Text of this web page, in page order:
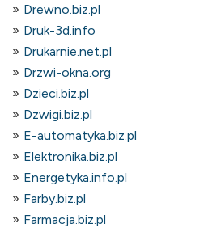
Drewno.biz.pl
Druk-3d.info
Drukarnie.net.pl
Drzwi-okna.org
Dzieci.biz.pl
Dzwigi.biz.pl
E-automatyka.biz.pl
Elektronika.biz.pl
Energetyka.info.pl
Farby.biz.pl
Farmacja.biz.pl